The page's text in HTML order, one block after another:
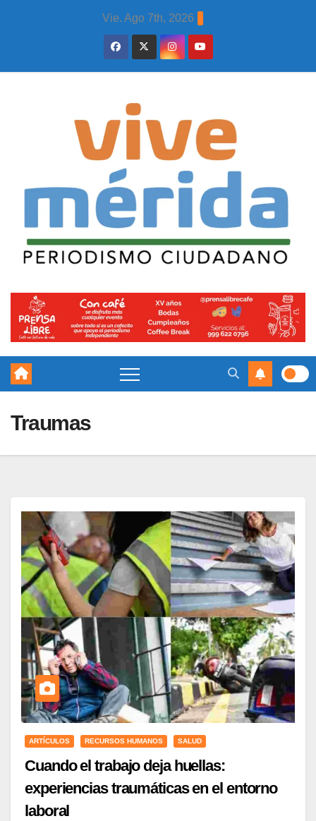
Vie. Ago 7th, 2026
Traumas
ARTÍCULOS RECURSOS HUMANOS SALUD
Cuando el trabajo deja huellas:
experiencias traumáticas en el entorno
laboral